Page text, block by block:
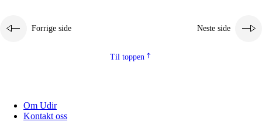
Forrige side Neste side
Til toppen
Om Udir
Kontakt oss